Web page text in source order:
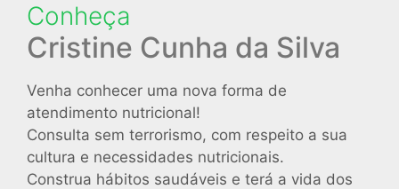
Conheça
Cristine Cunha da Silva
Venha conhecer uma nova forma de
atendimento nutricional!
Consulta sem terrorismo, com respeito a sua
cultura e necessidades nutricionais.
Construa hábitos saudáveis e terá a vida dos